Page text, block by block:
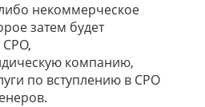
некоммерческое
затем будет
СРО,
компанию,
по вступлению в СРО